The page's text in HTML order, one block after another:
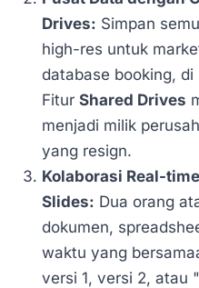
Drives: Simpan
high-res untuk
database booking,
Fitur Shared Drives
menjadi milik
yang resign.
Kolaborasi Real-
Slides: Dua orang
dokumen,
waktu yang
versi 1, versi 2, atau